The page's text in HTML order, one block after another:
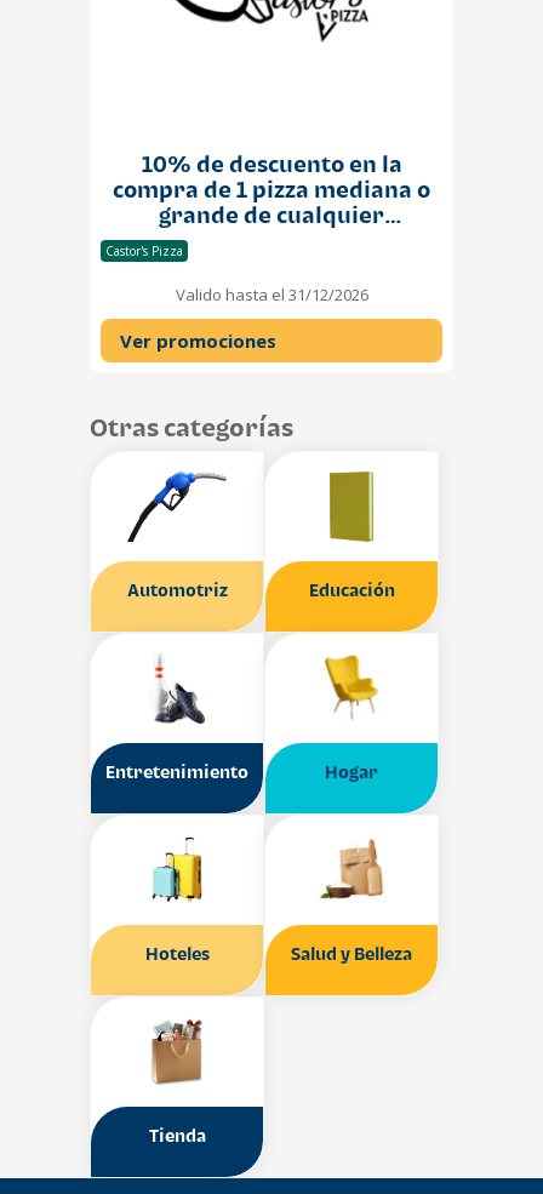
10% de descuento en la
compra de 1 pizza mediana o
grande de cualquier
Castor's Pizza
Valido hasta el 31/12/2026
Ver promociones
Otras categorías
Automotriz Educación
Entretenimiento Hogar
Hoteles Salud y Belleza
Tienda